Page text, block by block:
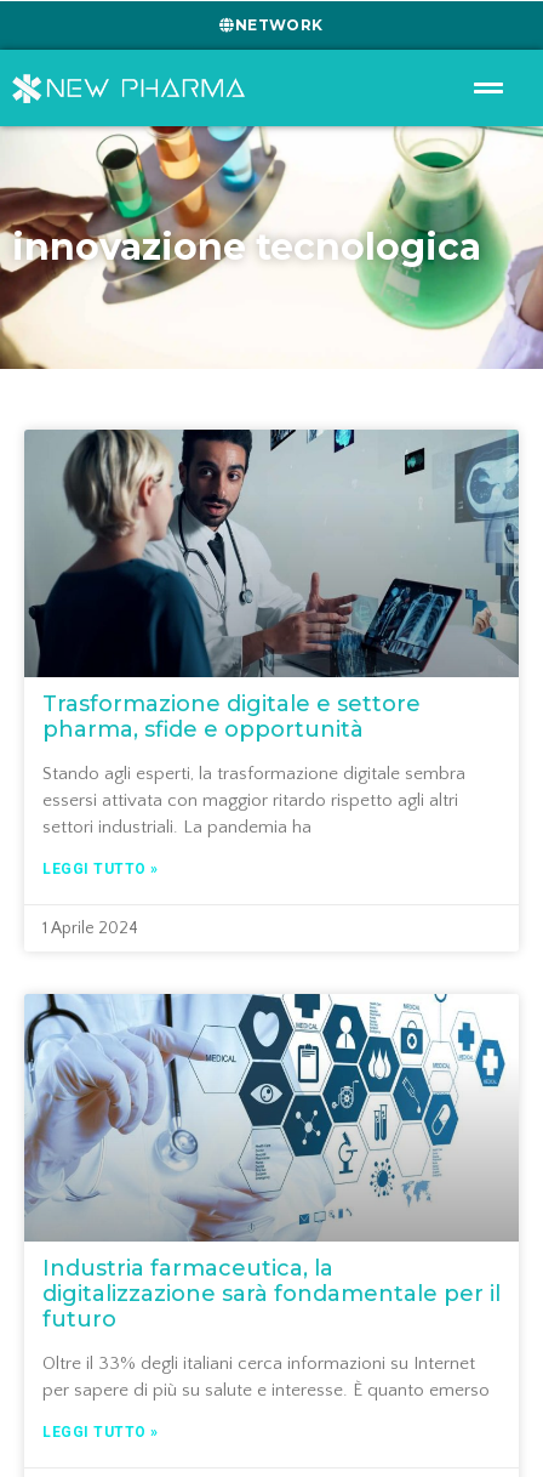
NETWORK
innovazione tecnologica
Trasformazione digitale e settore
pharma, sfide e opportunità
Stando agli esperti, la trasformazione digitale sembra
essersi attivata con maggior ritardo rispetto agli altri
settori industriali. La pandemia ha
LEGGI TUTTO »
1 Aprile 2024
Industria farmaceutica, la
digitalizzazione sarà fondamentale per il
futuro
Oltre il 33% degli italiani cerca informazioni su Internet
per sapere di più su salute e interesse. È quanto emerso
LEGGI TUTTO »